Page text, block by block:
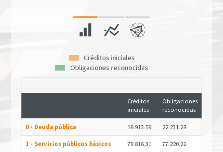
Créditos iniciales
Obligaciones reconocidas
Créditos
iniciales
Obligaciones
reconocidas
0 - Deuda pública 19.913,59 22.231,28
1 - Servicios públicos básicos 79.816,31 77.220,22